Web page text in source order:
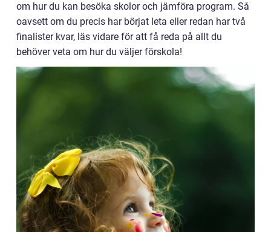
om hur du kan besöka skolor och jämföra program. Så
oavsett om du precis har börjat leta eller redan har två
finalister kvar, läs vidare för att få reda på allt du
behöver veta om hur du väljer förskola!